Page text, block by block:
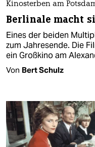
Kinosterben am
Berlinale macht
Eines der beiden
zum Jahresende. Die
ein Großkino am
Von Bert Schulz